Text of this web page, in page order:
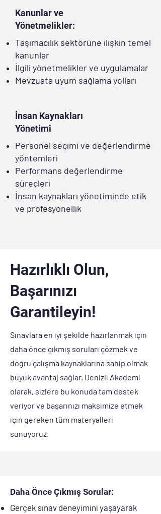
Kanunlar ve
Yönetmelikler:
Taşımacılık sektörüne ilişkin temel
kanunlar
İlgili yönetmelikler ve uygulamalar
Mevzuata uyum sağlama yolları
İnsan Kaynakları
Yönetimi
Personel seçimi ve değerlendirme
yöntemleri
Performans değerlendirme
süreçleri
İnsan kaynakları yönetiminde etik
ve profesyonellik
Hazırlıklı Olun,
Başarınızı
Garantileyin!
Sınavlara en iyi şekilde hazırlanmak için
daha önce çıkmış soruları çözmek ve
doğru çalışma kaynaklarına sahip olmak
büyük avantaj sağlar. Denizli Akademi
olarak, sizlere bu konuda tam destek
veriyor ve başarınızı maksimize etmek
için gereken tüm materyalleri
sunuyoruz.
Daha Önce Çıkmış Sorular:
Gerçek sınav deneyimini yaşayarak